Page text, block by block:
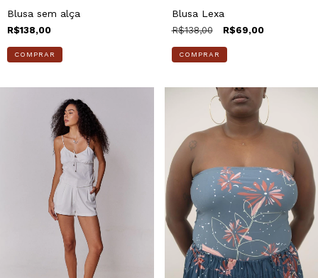
Blusa sem alça
R$138,00
COMPRAR
Blusa Lexa
R$138,00 R$69,00
COMPRAR